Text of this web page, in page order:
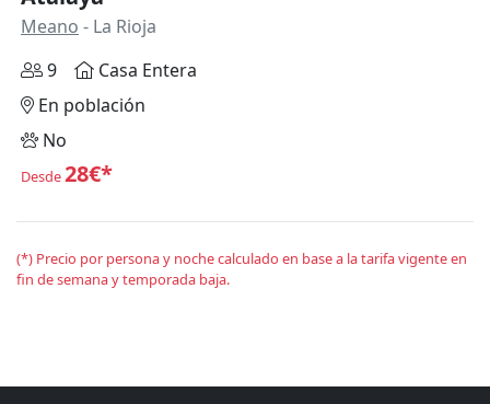
Meano - La Rioja
9
Casa Entera
En población
No
Desde28€*
(*) Precio por persona y noche calculado en base a la tarifa vigente en
fin de semana y temporada baja.